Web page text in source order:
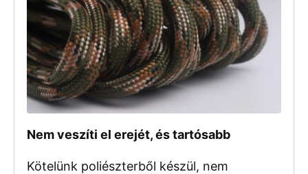
Nem veszíti el erejét, és tartósabb
Kötelünk poliészterből készül, nem